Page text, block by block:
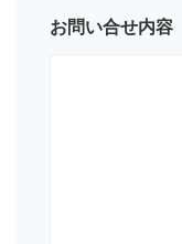
お問い合せ内容